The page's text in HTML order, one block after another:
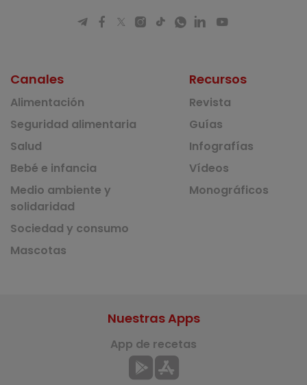
Canales
Alimentación
Seguridad alimentaria
Salud
Bebé e infancia
Medio ambiente y
solidaridad
Sociedad y consumo
Mascotas
Recursos
Revista
Guías
Infografías
Vídeos
Monográficos
Nuestras Apps
App de recetas